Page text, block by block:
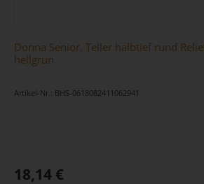
Donna Senior, Teller halbtief rund
hellgrün
Artikel-Nr.: BHS-0618082411062941
18,14 €